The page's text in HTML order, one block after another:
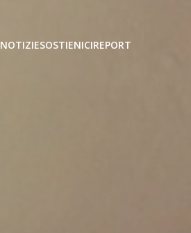
NOTIZIESOSTIENICIREPORT